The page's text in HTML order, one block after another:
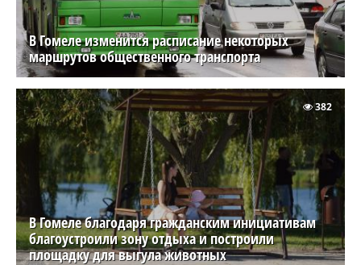
В Гомеле изменится расписание некоторых
маршрутов общественного транспорта
В Гомеле благодаря гражданским инициативам
благоустроили зону отдыха и построили
площадку для выгула животных
382